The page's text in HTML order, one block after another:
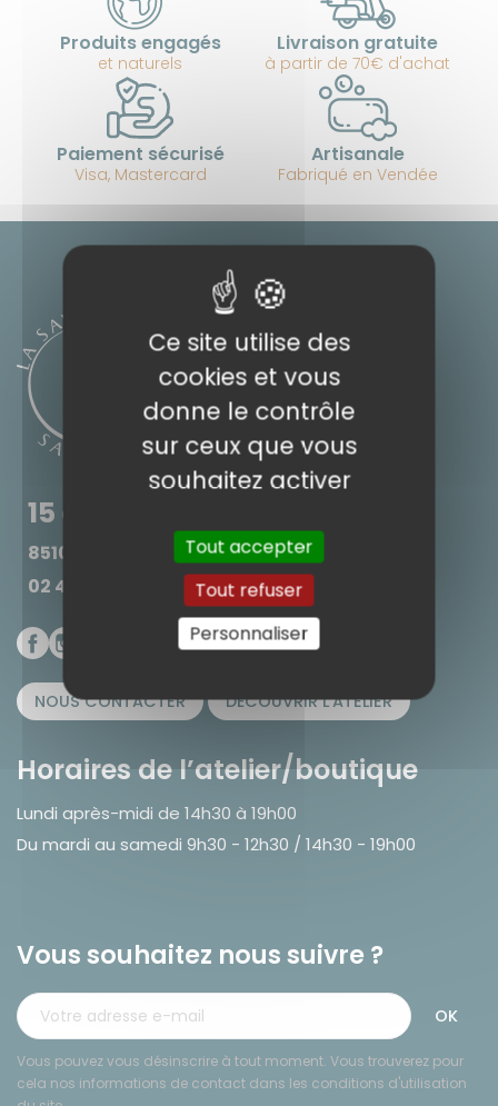
Produits engagés
et naturels
Livraison gratuite
à partir de 70€ d'achat
Paiement sécurisé
Visa, Mastercard
Artisanale
Fabriqué en Vendée
15 avenue Jean Jaurès
85100 Les Sables d'Olonne
02 44 41 65 34
NOUS CONTACTER DÉCOUVRIR L'ATELIER
Horaires de l’atelier/boutique
Lundi après-midi de 14h30 à 19h00
Du mardi au samedi 9h30 - 12h30 / 14h30 - 19h00
Vous souhaitez nous suivre ?
Vous pouvez vous désinscrire à tout moment. Vous trouverez pour
cela nos informations de contact dans les conditions d'utilisation
Ce site utilise des
cookies et vous
donne le contrôle
sur ceux que vous
souhaitez activer
Tout accepter
Tout refuser
Personnaliser